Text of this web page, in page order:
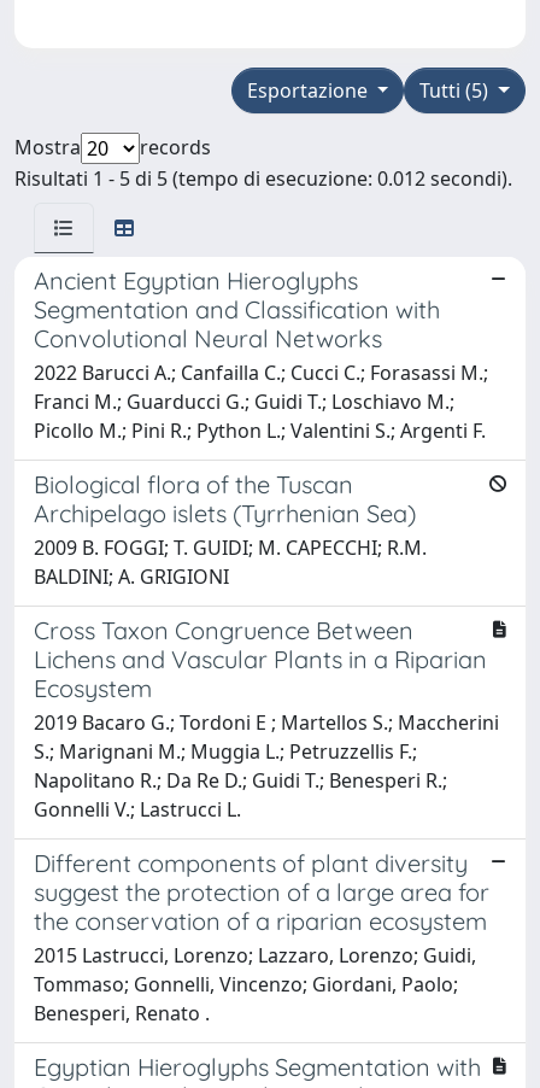
Tutti (5)
Esportazione
Mostra
records
Risultati 1 - 5 di 5 (tempo di esecuzione: 0.012 secondi).
Ancient Egyptian Hieroglyphs
Segmentation and Classification with
Convolutional Neural Networks
2022 Barucci A.; Canfailla C.; Cucci C.; Forasassi M.;
Franci M.; Guarducci G.; Guidi T.; Loschiavo M.;
Picollo M.; Pini R.; Python L.; Valentini S.; Argenti F.
Biological flora of the Tuscan
Archipelago islets (Tyrrhenian Sea)
2009 B. FOGGI; T. GUIDI; M. CAPECCHI; R.M.
BALDINI; A. GRIGIONI
Cross Taxon Congruence Between
Lichens and Vascular Plants in a Riparian
Ecosystem
2019 Bacaro G.; Tordoni E ; Martellos S.; Maccherini
S.; Marignani M.; Muggia L.; Petruzzellis F.;
Napolitano R.; Da Re D.; Guidi T.; Benesperi R.;
Gonnelli V.; Lastrucci L.
Different components of plant diversity
suggest the protection of a large area for
the conservation of a riparian ecosystem
2015 Lastrucci, Lorenzo; Lazzaro, Lorenzo; Guidi,
Tommaso; Gonnelli, Vincenzo; Giordani, Paolo;
Benesperi, Renato .
Egyptian Hieroglyphs Segmentation with